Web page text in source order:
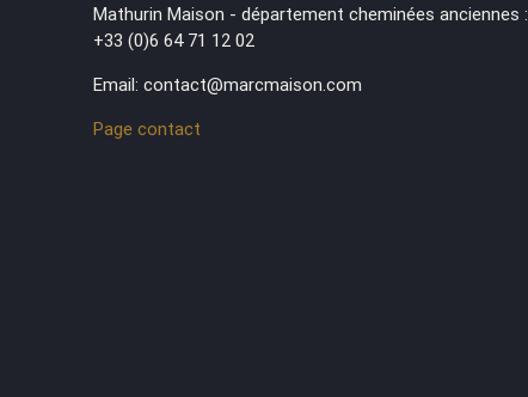
Mathurin Maison - département cheminées anciennes :
+33 (0)6 64 71 12 02
Email: contact@marcmaison.com
Page contact